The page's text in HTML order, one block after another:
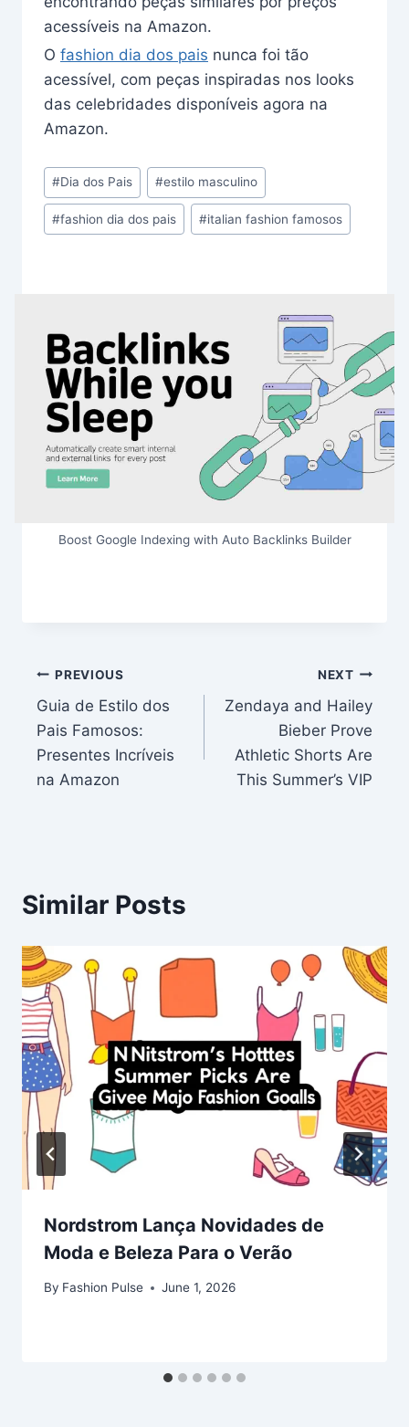
acessíveis na Amazon.
O fashion dia dos pais nunca foi tão
acessível, com peças inspiradas nos looks
das celebridades disponíveis agora na
Amazon.
Post
Tags:
#Dia dos Pais #estilo masculino
#fashion dia dos pais #italian fashion famosos
Boost Google Indexing with Auto Backlinks Builder
Post
navigation
PREVIOUS
Guia de Estilo dos
Pais Famosos:
Presentes Incríveis
na Amazon
NEXT
Zendaya and Hailey
Bieber Prove
Athletic Shorts Are
This Summer’s VIP
Similar Posts
Nordstrom Lança Novidades de
Moda e Beleza Para o Verão
By Fashion Pulse June 1, 2026